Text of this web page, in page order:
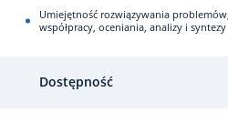
Umiejętność rozwiązywania problemów,
współpracy, oceniania, analizy i syntezy
Dostępność